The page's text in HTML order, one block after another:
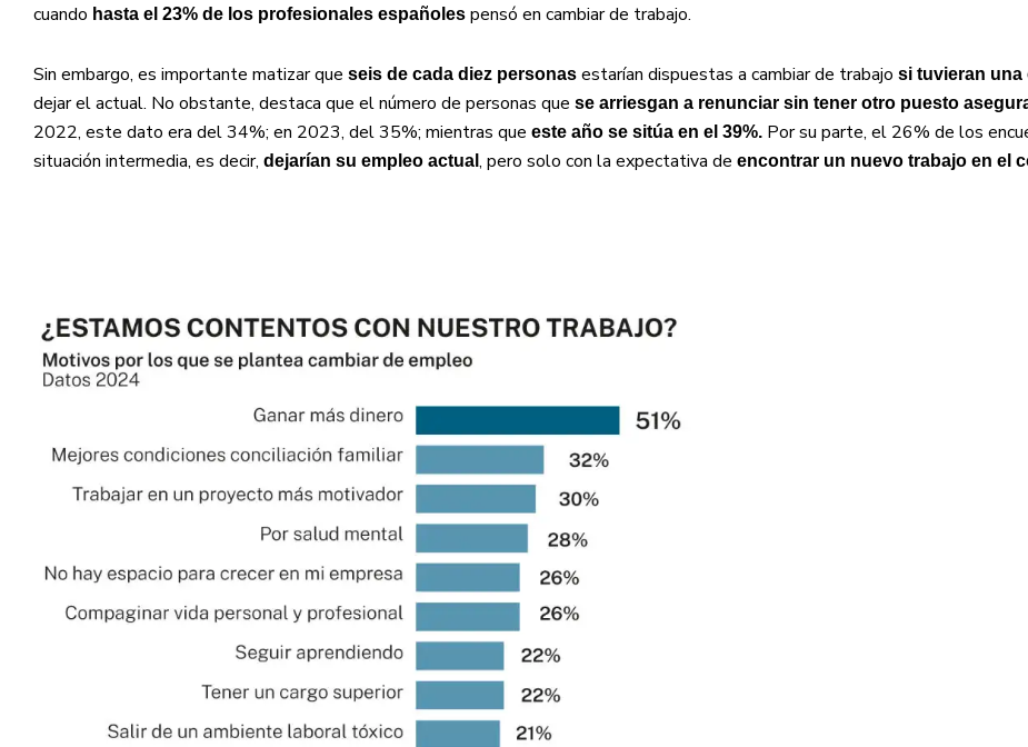
cuando hasta el 23% de los profesionales españoles pensó en cambiar de trabajo.
Sin embargo, es importante matizar que seis de cada diez personas estarían dispuestas a cambiar de trabajo si tuvieran una
dejar el actual. No obstante, destaca que el número de personas que se arriesgan a renunciar sin tener otro puesto
2022, este dato era del 34%; en 2023, del 35%; mientras que este año se sitúa en el 39%. Por su parte, el 26% de los
situación intermedia, es decir, dejarían su empleo actual , pero solo con la expectativa de encontrar un nuevo trabajo en el